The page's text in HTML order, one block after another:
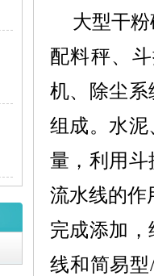
大型干
配料秤、
机、除尘
组成。水
量，利用
流水线的作
完成添加
线和简易